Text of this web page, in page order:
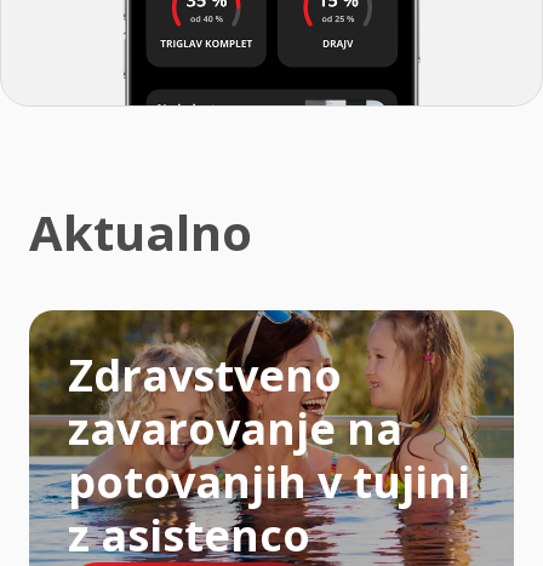
Aktualno
Zdravstveno
zavarovanje na
potovanjih v tujini
z asistenco